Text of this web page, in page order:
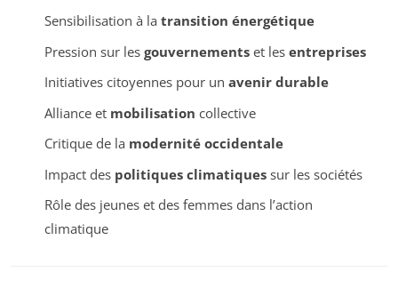
Sensibilisation à la transition énergétique
Pression sur les gouvernementset les entreprises
Initiatives citoyennes pour un avenir durable
Alliance et mobilisation collective
Critique de la modernité occidentale
Impact des politiques climatiquessur les sociétés
Rôle des jeunes et des femmes dans l’action
climatique